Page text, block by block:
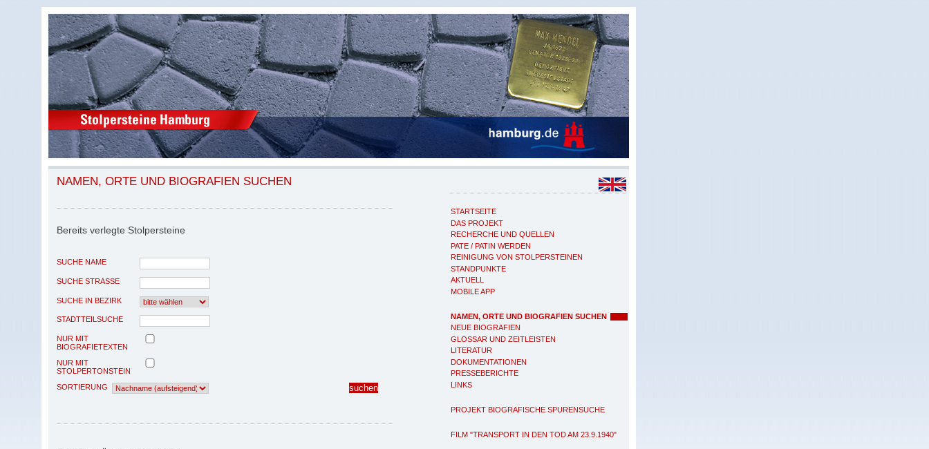
STARTSEITE
DAS PROJEKT
RECHERCHE UND QUELLEN
PATE / PATIN WERDEN
REINIGUNG VON STOLPERSTEINEN
STANDPUNKTE
AKTUELL
MOBILE APP
NAMEN, ORTE UND BIOGRAFIEN SUCHEN
NEUE BIOGRAFIEN
GLOSSAR UND ZEITLEISTEN
LITERATUR
DOKUMENTATIONEN
PRESSEBERICHTE
LINKS
PROJEKT BIOGRAFISCHE SPURENSUCHE
FILM "TRANSPORT IN DEN TOD AM 23.9.1940"
NAMEN, ORTE UND BIOGRAFIEN SUCHEN
Bereits verlegte Stolpersteine
SUCHE NAME
SUCHE STRASSE
SUCHE IN BEZIRK
STADTTEILSUCHE
NUR MIT
BIOGRAFIETEXTEN
NUR MIT
STOLPERTONSTEIN
SORTIERUNG